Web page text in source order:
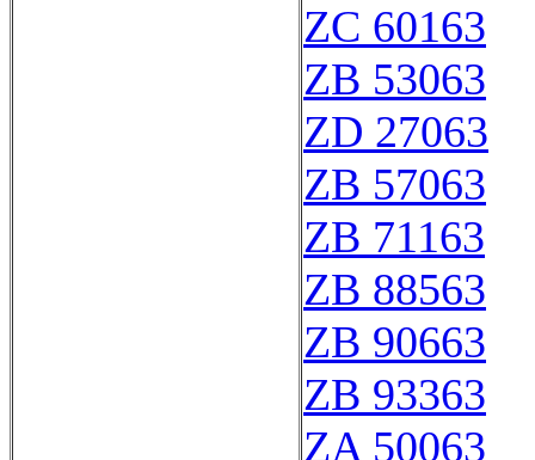
ZC 60163
ZB 53063
ZD 27063
ZB 57063
ZB 71163
ZB 88563
ZB 90663
ZB 93363
ZA 50063